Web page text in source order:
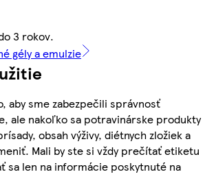
3 rokov.
gély a emulzie
aby sme zabezpečili správnosť
ale nakoľko sa potravinárske produkty
obsah výživy, diétnych zložiek a
Mali by ste si vždy prečítať etiketu
sa len na informácie poskytnuté na